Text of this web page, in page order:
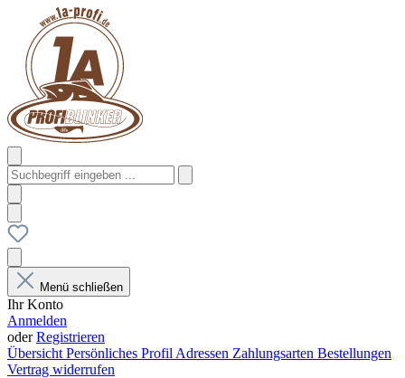
Menü schließen
Ihr Konto
Anmelden
oderRegistrieren
Übersicht Persönliches Profil Adressen Zahlungsarten Bestellungen
Vertrag widerrufen